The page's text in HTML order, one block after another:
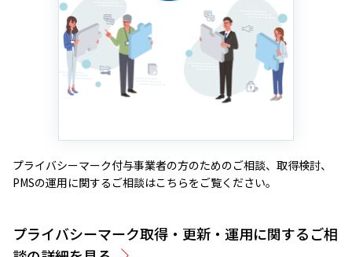
プライバシーマーク付与事業者の方のためのご相談、取得検討、
PMSの運用に関するご相談はこちらをご覧ください。
プライバシーマーク取得・更新・運用に関するご相